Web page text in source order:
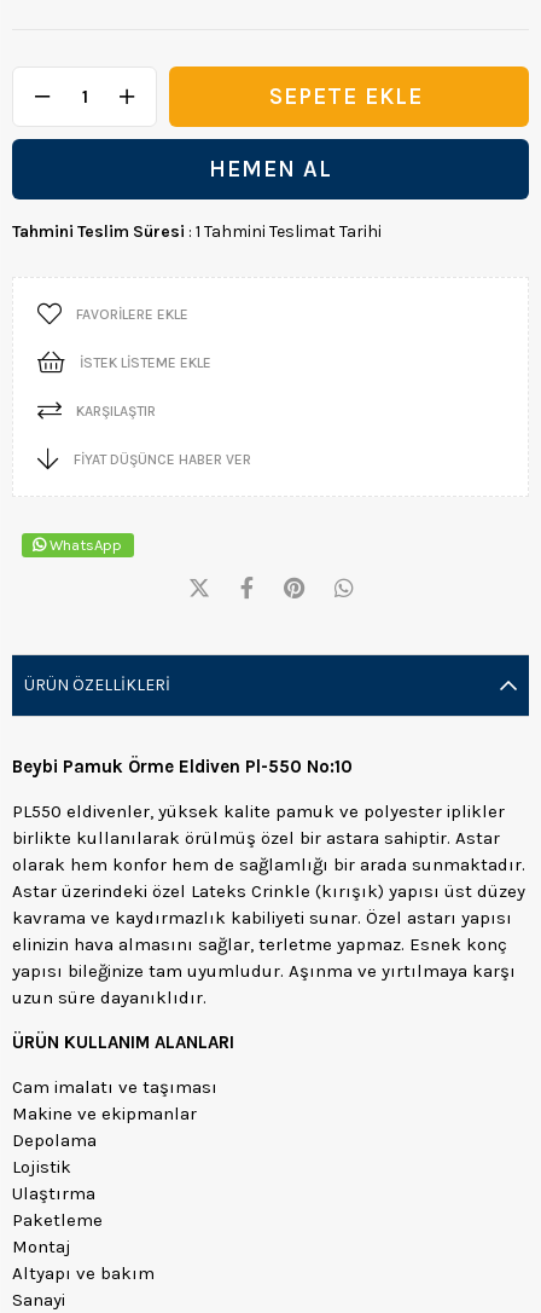
Tahmini Teslim Süresi : 1 Tahmini Teslimat Tarihi
FAVORILERE EKLE
İSTEK LISTEME EKLE
KARŞILAŞTIR
FIYAT DÜŞÜNCE HABER VER
WhatsApp
ÜRÜN ÖZELLIKLERI
Beybi Pamuk Örme Eldiven Pl-550 No:10
PL550 eldivenler, yüksek kalite pamuk ve polyester iplikler
birlikte kullanılarak örülmüş özel bir astara sahiptir. Astar
olarak hem konfor hem de sağlamlığı bir arada sunmaktadır.
Astar üzerindeki özel Lateks Crinkle (kırışık) yapısı üst düzey
kavrama ve kaydırmazlık kabiliyeti sunar. Özel astarı yapısı
elinizin hava almasını sağlar, terletme yapmaz. Esnek konç
yapısı bileğinize tam uyumludur. Aşınma ve yırtılmaya karşı
uzun süre dayanıklıdır.
ÜRÜN KULLANIM ALANLARI
Cam imalatı ve taşıması
Makine ve ekipmanlar
Depolama
Lojistik
Ulaştırma
Paketleme
Montaj
Altyapı ve bakım
Sanayi